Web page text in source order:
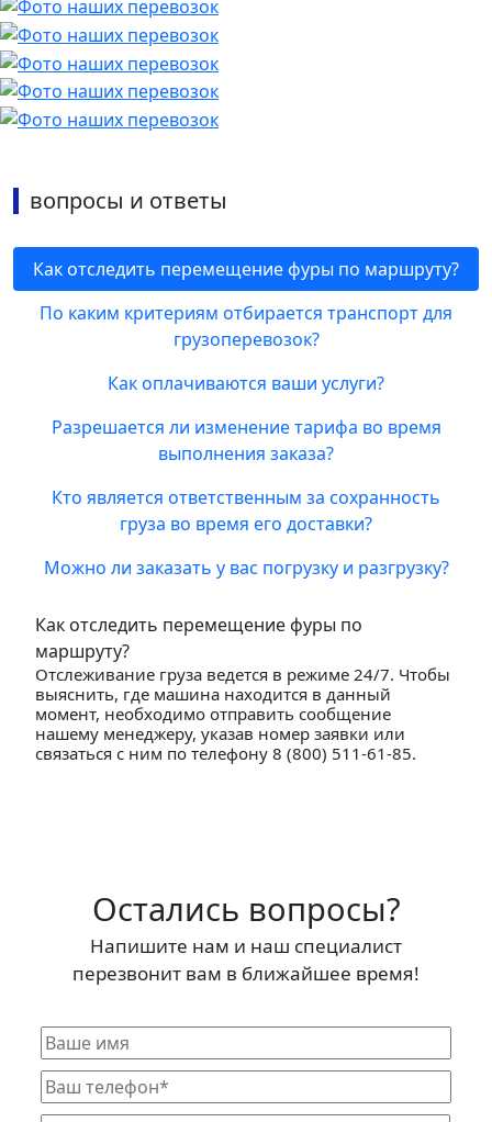
вопросы и ответы
Как отследить перемещение фуры по маршруту?
По каким критериям отбирается транспорт для
грузоперевозок?
Как оплачиваются ваши услуги?
Разрешается ли изменение тарифа во время
выполнения заказа?
Кто является ответственным за сохранность
груза во время его доставки?
Можно ли заказать у вас погрузку и разгрузку?
Как отследить перемещение фуры по
маршруту?
Отслеживание груза ведется в режиме 24/7. Чтобы
выяснить, где машина находится в данный
момент, необходимо отправить сообщение
нашему менеджеру, указав номер заявки или
связаться с ним по телефону 8 (800) 511-61-85.
Остались вопросы?
Напишите нам и наш специалист
перезвонит вам в ближайшее время!